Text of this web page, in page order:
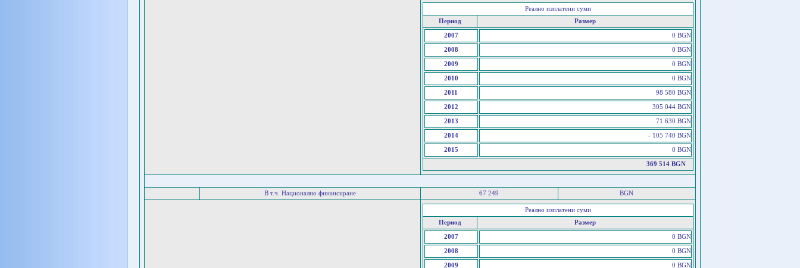
Реално изплатени суми
Период
Размер
2007 0 BGN
2008 0 BGN
2009 0 BGN
2010 0 BGN
2011 98 580 BGN
2012 305 044 BGN
2013 71 630 BGN
2014 - 105 740 BGN
2015 0 BGN
369 514 BGN
В т.ч. Национално финансиране 67 249 BGN
Реално изплатени суми
Период
Размер
2007 0 BGN
2008 0 BGN
2009 0 BGN